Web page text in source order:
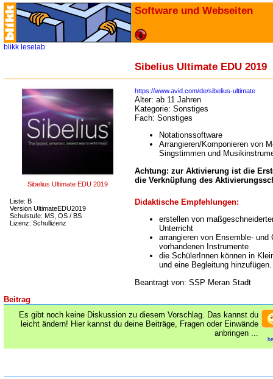
Software und Webseiten
blikk leselab
Sibelius Ultimate EDU 2019
Sibelius Ultimate EDU 2019
Liste: B
Version UltimateEDU2019
Schulstufe: MS, OS / BS
Lizenz: Schullizenz
https://www.avid.com/de/sibelius-ultimate
Alter: ab 11 Jahren
Kategorie: Sonstiges
Fach: Sonstiges
Notationssoftware
Arrangieren/Komponieren von
Singstimmen und
Achtung: zur Aktivierung ist die
die Verknüpfung des
Didaktische Empfehlungen:
erstellen von
Unterricht
arrangieren von Ensemble-
vorhandenen Instrumente
die SchülerInnen können in
und eine Begleitung
Beantragt von: SSP Meran Stadt
Beitrag
Es gibt noch keine Diskussion zu diesem Vorschlag. Das kannst du
leicht ändern! Hier kannst du deine Beiträge, Fragen oder Einwände
anbringen ...